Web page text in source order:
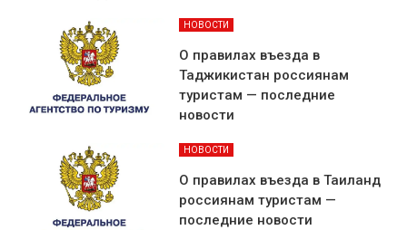
НОВОСТИ
О правилах въезда в
Таджикистан россиянам
туристам — последние
новости
НОВОСТИ
О правилах въезда в Таиланд
россиянам туристам —
последние новости